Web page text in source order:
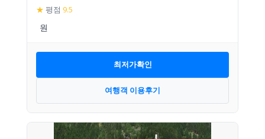
★ 평점 9.5
최저가확인
여행객 이용후기